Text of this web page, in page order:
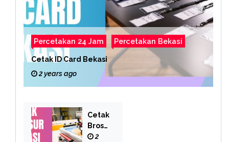
Percetakan 24 Jam Percetakan Bekasi
Cetak ID Card Bekasi
2 years ago
Cetak
Brosu
r 2